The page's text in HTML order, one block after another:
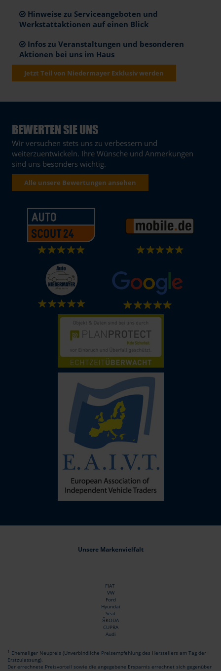
Hinweise zu Serviceangeboten und
Werkstattaktionen auf einen Blick
Infos zu Veranstaltungen und besonderen
Aktionen bei uns im Haus
Jetzt Teil von Niedermayer Exklusiv werden
BEWERTEN SIE UNS
Wir versuchen stets uns zu verbessern und
weiterzuentwickeln. Ihre Wünsche und Anmerkungen
sind uns besonders wichtig.
Alle unsere Bewertungen ansehen
Unsere Markenvielfalt
FIAT
VW
Ford
Hyundai
Seat
ŠKODA
CUPRA
Audi
1 Ehemaliger Neupreis (Unverbindliche Preisempfehlung des Herstellers am Tag der
Erstzulassung).
Der errechnete Preisvorteil sowie die angegebene Ersparnis errechnet sich gegenüber